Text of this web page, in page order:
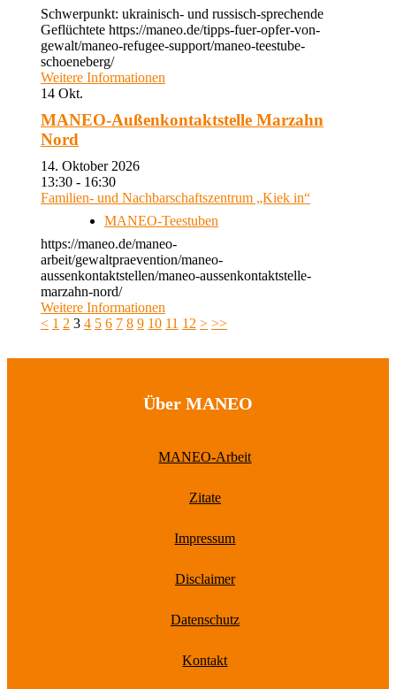
Schwerpunkt: ukrainisch- und russisch-sprechende
Geflüchtete https://maneo.de/tipps-fuer-opfer-von-
gewalt/maneo-refugee-support/maneo-teestube-
schoeneberg/
Weitere Informationen
14 Okt.
MANEO-Außenkontaktstelle Marzahn
Nord
14. Oktober 2026
13:30 - 16:30
Familien- und Nachbarschaftszentrum „Kiek in“
MANEO-Teestuben
https://maneo.de/maneo-
arbeit/gewaltpraevention/maneo-
aussenkontaktstellen/maneo-aussenkontaktstelle-
marzahn-nord/
Weitere Informationen
< 1 2 3 4 5 6 7 8 9 10 11 12 > >>
Über MANEO
MANEO-Arbeit
Zitate
Impressum
Disclaimer
Datenschutz
Kontakt